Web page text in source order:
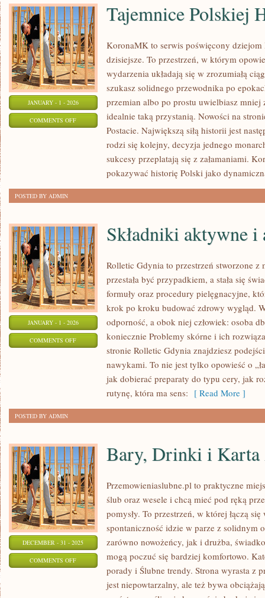
JANUARY - 1 - 2026
COMMENTS OFFON
TAJEMNICE
Tajemnice Polskiej
KoronaMK to serwis poświęcony dziejom
dzisiejsze. To przestrzeń, w którym
wydarzenia układają się w zrozumiałą
szukasz solidnego przewodnika po
przemian albo po prostu uwielbiasz
idealnie taką przystanią. Nowości na
Postacie. Największą siłą historii jest
rodzi się kolejny, decyzja jednego
sukcesy przeplatają się z załamaniami.
pokazywać historię Polski jako
POSTED BY ADMIN
JANUARY - 1 - 2026
COMMENTS OFFON
SKŁADNIKI
Składniki aktywne
Rolletic Gdynia to przestrzeń stworzone
przestała być przypadkiem, a stała się
formuły oraz procedury pielęgnacyjne,
krok po kroku budować zdrowy wygląd.
odporność, a obok niej człowiek: osoba
koniecznie Problemy skórne i ich
stronie Rolletic Gdynia znajdziesz
nawykami. To nie jest tylko opowieść o
jak dobierać preparaty do typu cery, jak
rutynę, która ma sens: [ Read More ]
POSTED BY ADMIN
DECEMBER - 31 - 2025
COMMENTS OFFON
Bary, Drinki i
Przemowieniaslubne.pl to praktyczne
ślub oraz wesele i chcą mieć pod ręką
pomysły. To przestrzeń, w której łączą
spontaniczność idzie w parze z solidnym
zarówno nowożeńcy, jak i drużba,
mogą poczuć się bardziej komfortowo.
porady i Ślubne trendy. Strona wyrasta z
jest niepowtarzalny, ale też bywa